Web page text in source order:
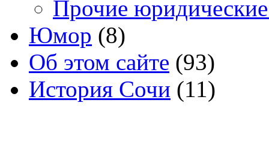
Прочие
Юмор (8)
Об этом сайте (93)
История Сочи (11)